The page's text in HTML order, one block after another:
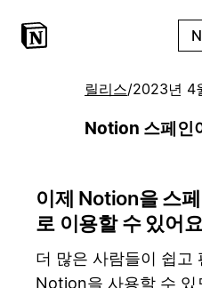
릴리스/2023년 4
Notion 스페인
이제 Notion을 스
로 이용할 수 있어
더 많은 사람들이 쉽고
Notion을 사용할 수 있